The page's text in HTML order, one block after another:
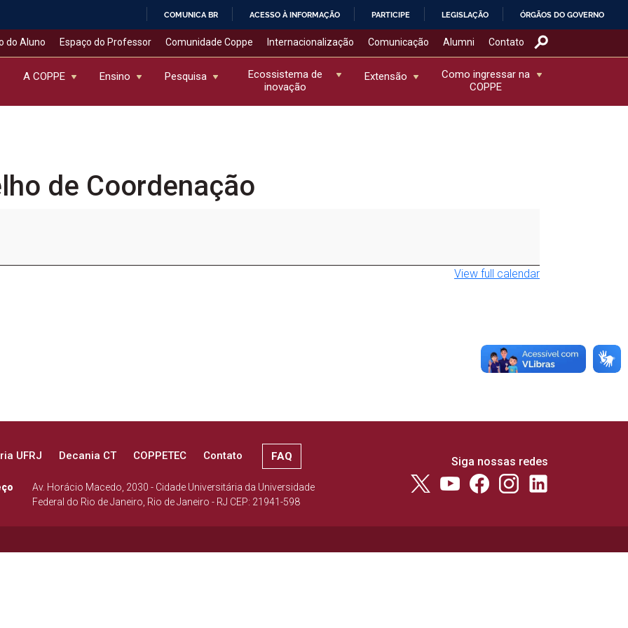
COMUNICA BR ACESSO À INFORMAÇÃO PARTICIPE LEGISLAÇÃO ÓRGÃOS DO GOVERNO
do Aluno Espaço do Professor Comunidade Coppe Internacionalização Comunicação Alumni Contato
A COPPE Ensino Pesquisa
Ecossistema de
inovação
Extensão
Como ingressar na
COPPE
de Coordenação
View full calendar
UFRJ Decania CT COPPETEC Contato FAQ
Av. Horácio Macedo, 2030 - Cidade Universitária da Universidade
Federal do Rio de Janeiro, Rio de Janeiro - RJ CEP: 21941-598
Siga nossas redes